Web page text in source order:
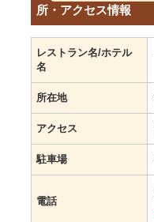
所・アクセス情報
レストラン名/ホテル
名
所在地
アクセス
駐車場
電話